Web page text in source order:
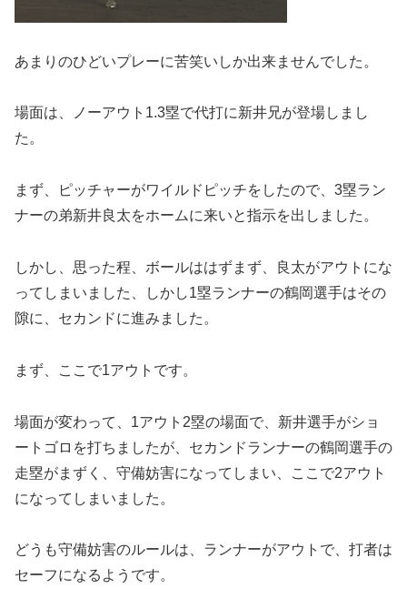
あまりのひどいプレーに苦笑いしか出来ませんでした。
場面は、ノーアウト1.3塁で代打に新井兄が登場しまし
た。
まず、ピッチャーがワイルドピッチをしたので、3塁ラン
ナーの弟新井良太をホームに来いと指示を出しました。
しかし、思った程、ボールははずまず、良太がアウトにな
ってしまいました、しかし1塁ランナーの鶴岡選手はその
隙に、セカンドに進みました。
まず、ここで1アウトです。
場面が変わって、1アウト2塁の場面で、新井選手がショ
ートゴロを打ちましたが、セカンドランナーの鶴岡選手の
走塁がまずく、守備妨害になってしまい、ここで2アウト
になってしまいました。
どうも守備妨害のルールは、ランナーがアウトで、打者は
セーフになるようです。